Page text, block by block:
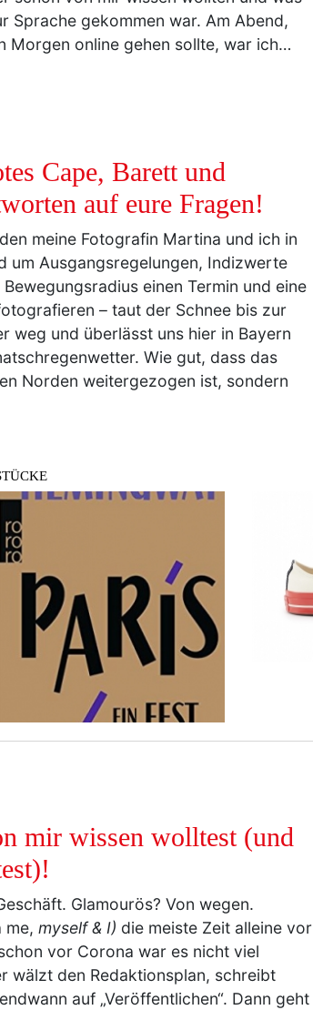
Sprache gekommen war. Am Abend,
Morgen online gehen sollte, war ich…
Cape, Barett und
auf eure Fragen!
meine Fotografin Martina und ich in
um Ausgangsregelungen, Indizwerte
einen Termin und eine
– taut der Schnee bis zur
weg und überlässt uns hier in Bayern
Wie gut, dass das
Norden weitergezogen ist, sondern
mir wissen wolltest (und
Glamourös? Von wegen.
me, myself & I) die meiste Zeit alleine vor
vor Corona war es nicht viel
wälzt den Redaktionsplan, schreibt
auf „Veröffentlichen“. Dann geht